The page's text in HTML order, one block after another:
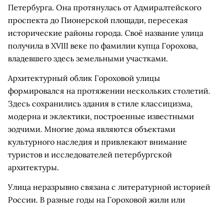
Петербурга. Она протянулась от Адмиралтейского
проспекта до Пионерской площади, пересекая
исторические районы города. Своё название улица
получила в XVIII веке по фамилии купца Горохова,
владевшего здесь земельными участками.
Архитектурный облик Гороховой улицы
формировался на протяжении нескольких столетий.
Здесь сохранились здания в стиле классицизма,
модерна и эклектики, построенные известными
зодчими. Многие дома являются объектами
культурного наследия и привлекают внимание
туристов и исследователей петербургской
архитектуры.
Улица неразрывно связана с литературной историей
России. В разные годы на Гороховой жили или